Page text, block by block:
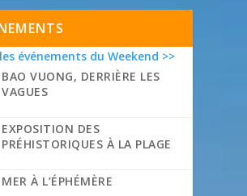
événements du Weekend >>
BAO VUONG, DERRIÈRE LES
VAGUES
EXPOSITION DES
PRÉHISTORIQUES À LA PLAGE
MER À L’ÉPHÉMÈRE